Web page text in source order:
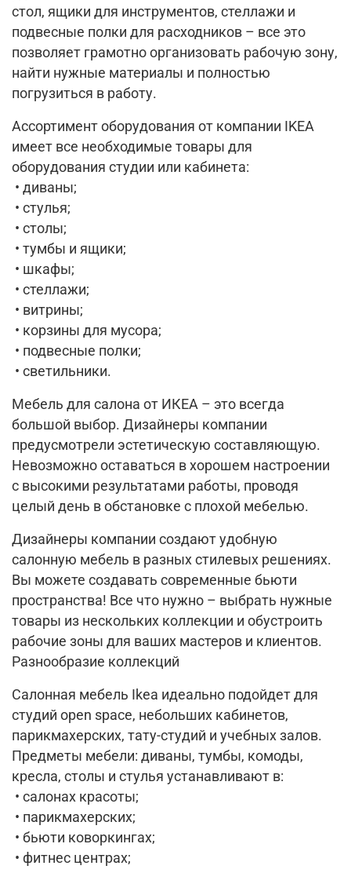
стол, ящики для инструментов, стеллажи и
подвесные полки для расходников – все это
позволяет грамотно организовать рабочую зону,
найти нужные материалы и полностью
погрузиться в работу.
Ассортимент оборудования от компании IKEA
имеет все необходимые товары для
оборудования студии или кабинета:
• диваны;
• стулья;
• столы;
• тумбы и ящики;
• шкафы;
• стеллажи;
• витрины;
• корзины для мусора;
• подвесные полки;
• светильники.
Мебель для салона от ИКЕА – это всегда
большой выбор. Дизайнеры компании
предусмотрели эстетическую составляющую.
Невозможно оставаться в хорошем настроении
с высокими результатами работы, проводя
целый день в обстановке с плохой мебелью.
Дизайнеры компании создают удобную
салонную мебель в разных стилевых решениях.
Вы можете создавать современные бьюти
пространства! Все что нужно – выбрать нужные
товары из нескольких коллекции и обустроить
рабочие зоны для ваших мастеров и клиентов.
Разнообразие коллекций
Салонная мебель Ikea идеально подойдет для
студий open space, небольших кабинетов,
парикмахерских, тату-студий и учебных залов.
Предметы мебели: диваны, тумбы, комоды,
кресла, столы и стулья устанавливают в:
• салонах красоты;
• парикмахерских;
• бьюти коворкингах;
• фитнес центрах;